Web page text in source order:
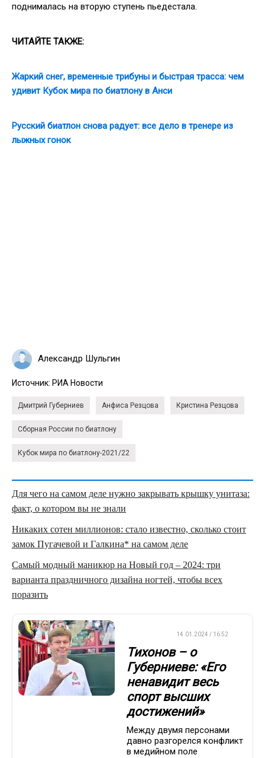
поднималась на вторую ступень пьедестала.
ЧИТАЙТЕ ТАКЖЕ:
Жаркий снег, временные трибуны и быстрая трасса: чем
удивит Кубок мира по биатлону в Анси
Русский биатлон снова радует: все дело в тренере из
лыжных гонок
Александр Шульгин
Источник: РИА Новости
Дмитрий Губерниев Анфиса Резцова Кристина Резцова
Сборная России по биатлону
Кубок мира по биатлону-2021/22
Для чего на самом деле нужно закрывать крышку унитаза:
факт, о котором вы не знали
Никаких сотен миллионов: стало известно, сколько стоит
замок Пугачевой и Галкина* на самом деле
Самый модный маникюр на Новый год – 2024: три
варианта праздничного дизайна ногтей, чтобы всех
поразить
14.01.2024 / 16:52
Тихонов – о
Губерниеве: «Его
ненавидит весь
спорт высших
достижений»
Между двумя персонами
давно разгорелся конфликт
в медийном поле